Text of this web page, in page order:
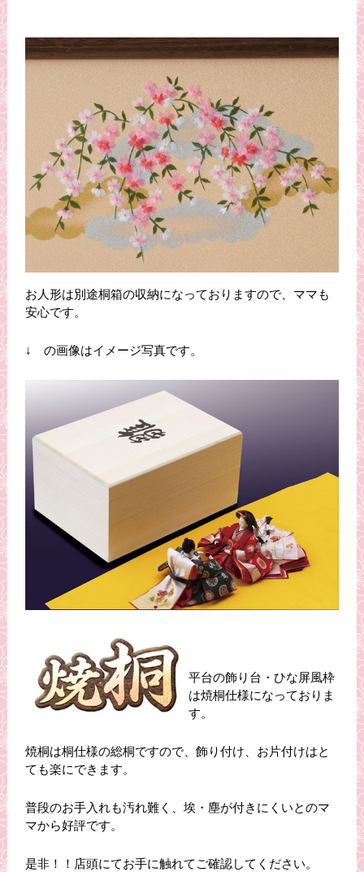
お人形は別途桐箱の収納になっておりますので、ママも
安心です。
↓ の画像はイメージ写真です。
平台の飾り台・ひな屏風枠
は焼桐仕様になっておりま
す。
焼桐は桐仕様の総桐ですので、飾り付け、お片付けはと
ても楽にできます。
普段のお手入れも汚れ難く、埃・塵が付きにくいとのマ
マから好評です。
是非！！店頭にてお手に触れてご確認してください。